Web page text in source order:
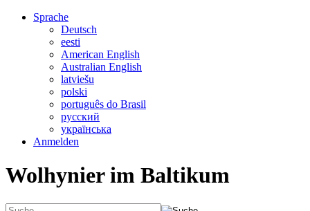
Sprache
Deutsch
eesti
American English
Australian English
latviešu
polski
português do Brasil
русский
українська
Anmelden
Wolhynier im Baltikum